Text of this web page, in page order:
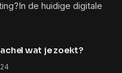
de huidige digitale
wat je zoekt?